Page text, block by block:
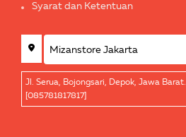
Syarat dan Ketentuan
Jl. Serua, Bojongsari, Depok, Jawa Barat.
[085781817817]